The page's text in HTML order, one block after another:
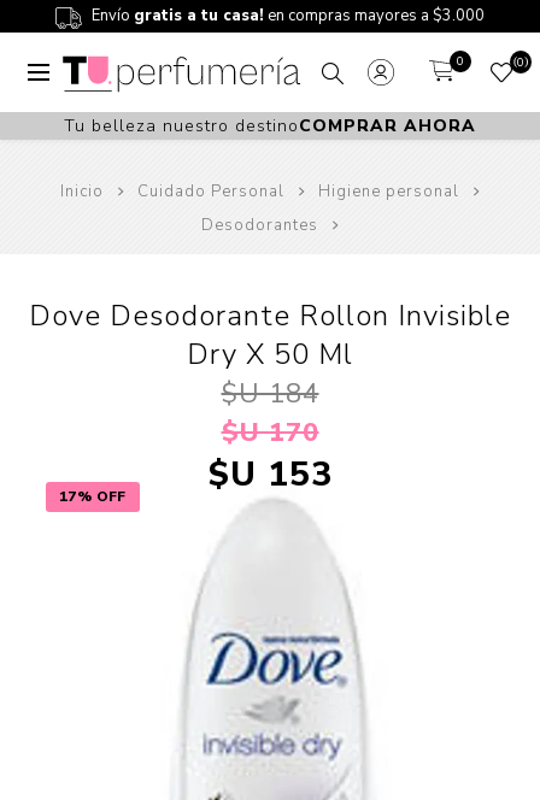
Envío gratis a tu casa! en compras mayores a $3.000
0 0
Tu belleza nuestro destinoCOMPRAR AHORA
Inicio Cuidado Personal
Higiene personal
Desodorantes
17% OFF
Dove Desodorante Rollon Invisible
Dry X 50 Ml
$U 184
$U 170
$U 153